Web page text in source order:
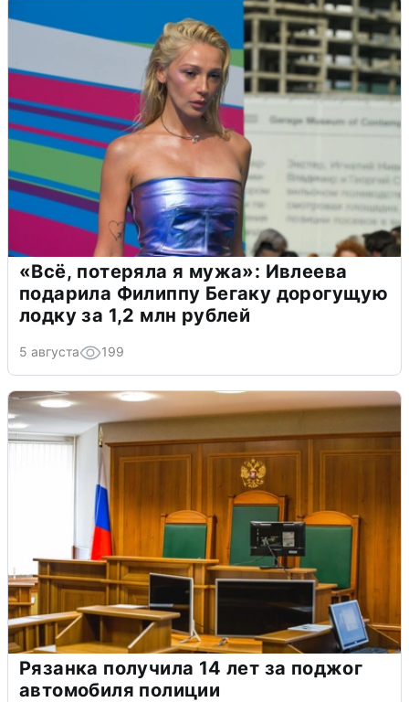
«Всё, потеряла я мужа»: Ивлеева
подарила Филиппу Бегаку дорогущую
лодку за 1,2 млн рублей
5 августа 199
Рязанка получила 14 лет за поджог
автомобиля полиции